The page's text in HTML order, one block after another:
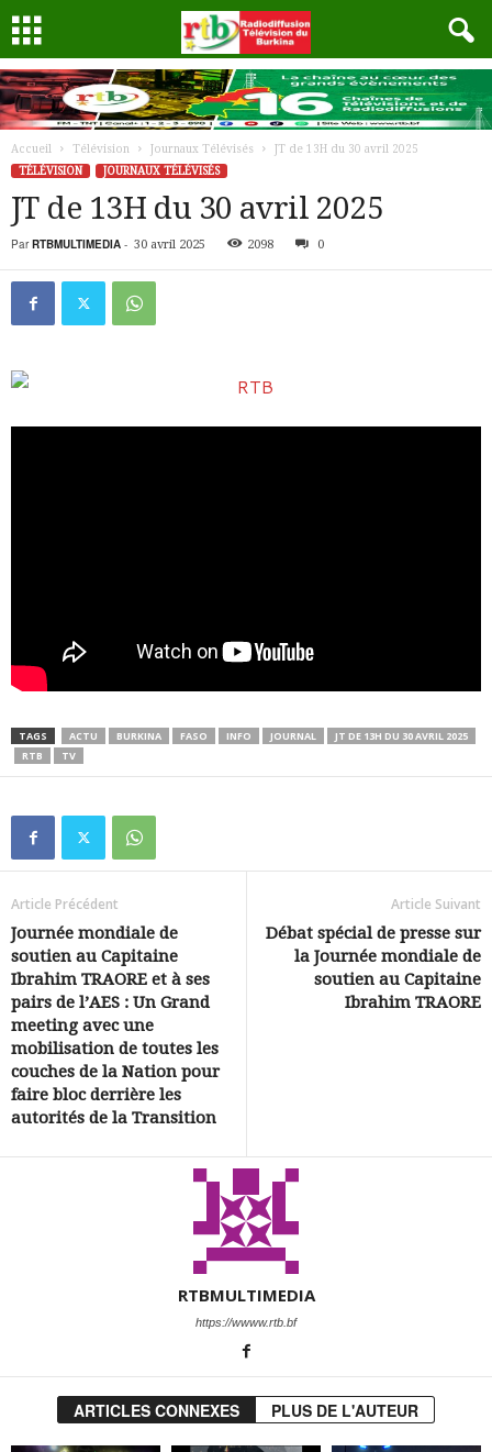
Accueil Télévision Journaux Télévisés
JT de 13H du 30 avril 2025
TÉLÉVISION
JOURNAUX TÉLÉVISÉS
JT de 13H du 30 avril 2025
Par RTBMULTIMEDIA - 30 avril 2025 2098 0
TAGS ACTU BURKINA FASO INFO JOURNAL
JT DE 13H DU 30 AVRIL 2025
RTB
TV
Article Précédent
Journée mondiale de
soutien au Capitaine
Ibrahim TRAORE et à ses
pairs de l’AES : Un Grand
meeting avec une
mobilisation de toutes les
couches de la Nation pour
faire bloc derrière les
autorités de la Transition
Article Suivant
Débat spécial de presse sur
la Journée mondiale de
soutien au Capitaine
Ibrahim TRAORE
RTBMULTIMEDIA
https://wwww.rtb.bf
ARTICLES CONNEXES PLUS DE L'AUTEUR